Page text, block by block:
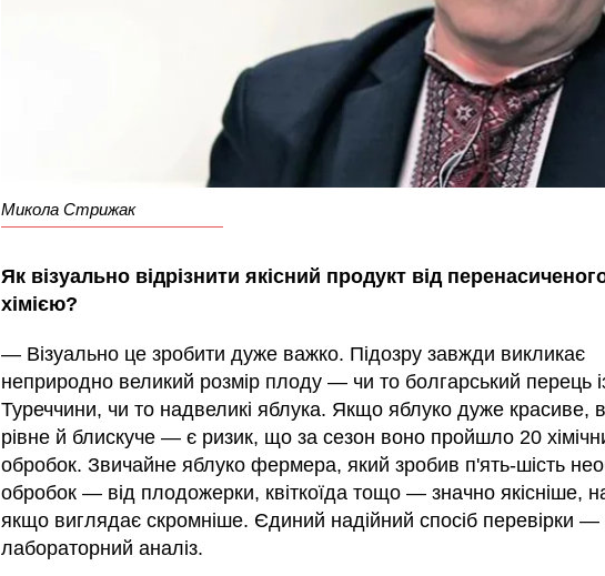
Микола Стрижак
Як візуально відрізнити якісний продукт від
хімією?
— Візуально це зробити дуже важко. Підозру завжди викликає
неприродно великий розмір плоду — чи то болгарський перець
Туреччини, чи то надвеликі яблука. Якщо яблуко дуже красиве,
рівне й блискуче — є ризик, що за сезон воно пройшло 20
обробок. Звичайне яблуко фермера, який зробив п'ять-шість
обробок — від плодожерки, квіткоїда тощо — значно якісніше,
якщо виглядає скромніше. Єдиний надійний спосіб перевірки —
лабораторний аналіз.